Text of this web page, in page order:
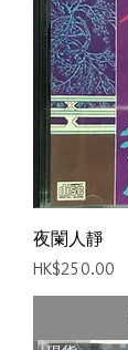
夜闌人靜
Price
HK$250.00